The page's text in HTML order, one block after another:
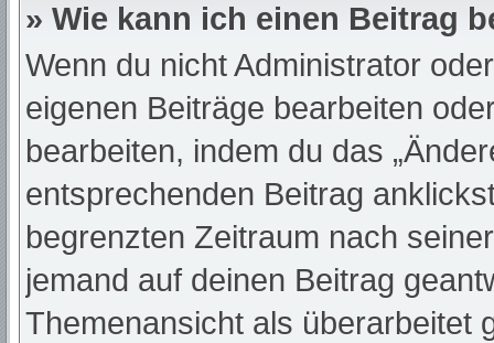
» Wie kann ich einen Beitrag
Wenn du nicht Administrator
eigenen Beiträge bearbeiten
bearbeiten, indem du das
entsprechenden Beitrag
begrenzten Zeitraum nach
jemand auf deinen Beitrag
Themenansicht als überarbeitet